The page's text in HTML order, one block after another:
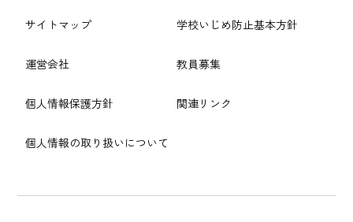
サイトマップ
運営会社
個人情報保護方針
個人情報の取り扱いについて
学校いじめ防止基本方針
教員募集
関連リンク